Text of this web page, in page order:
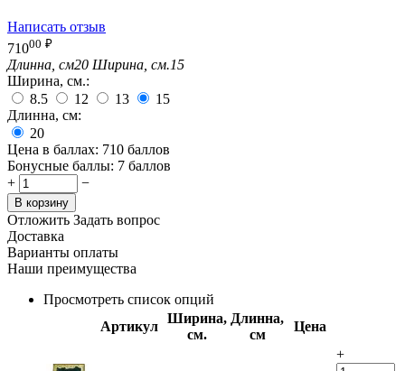
Написать отзыв
71000 ₽
Длинна, см20 Ширина, см.15
Ширина, см.:
8.5
12 13
15
Длинна, см:
20
Цена в баллах: 710 баллов
Бонусные баллы: 7 баллов
+
−
В корзину
Отложить Задать вопрос
Доставка
Варианты оплаты
Наши преимущества
Просмотреть список опций
Артикул
Ширина,
см.
Длинна,
см
Цена
+